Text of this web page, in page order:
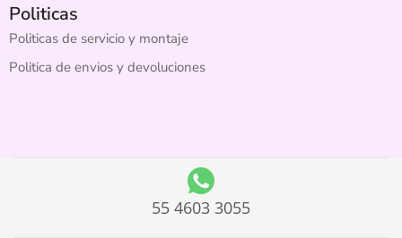
Politicas
Politicas de servicio y montaje
Politica de envios y devoluciones
55 4603 3055